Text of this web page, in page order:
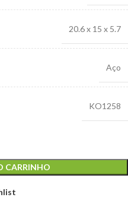
20.6 x 15 x 5.7
Aço
KO1258
CARRINHO